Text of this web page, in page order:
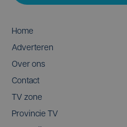
Home
Adverteren
Over ons
Contact
TV zone
Provincie TV